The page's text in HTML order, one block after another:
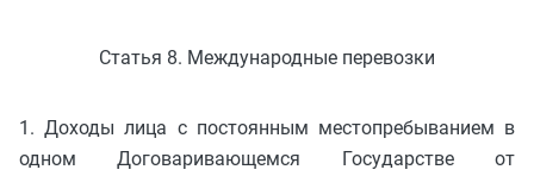
Статья 8. Международные перевозки
1. Доходы лица с постоянным местопребыванием в
одном Договаривающемся Государстве от